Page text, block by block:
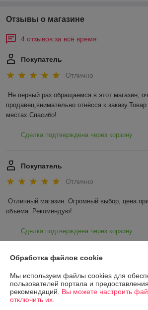
Отзывы о магазине
4 отзывов за всё время
Покупатель
Отлично
Не первый раз обращаемся в этот магазин,
продавец,внимательно отнёсся к
местах.Спасибо!
Сделка подтверждена через корзину
Покупатель
Отлично
Отличный магазин. Огромный выбор, цена
объема. Рекомендую!
Сделка подтверждена через корзину
Показать все отзывы
О нас
Обработка файлов cookie
Мы используем файлы cookies для
пользователей портала и
рекомендаций. Вы можете настроить
отключить их.